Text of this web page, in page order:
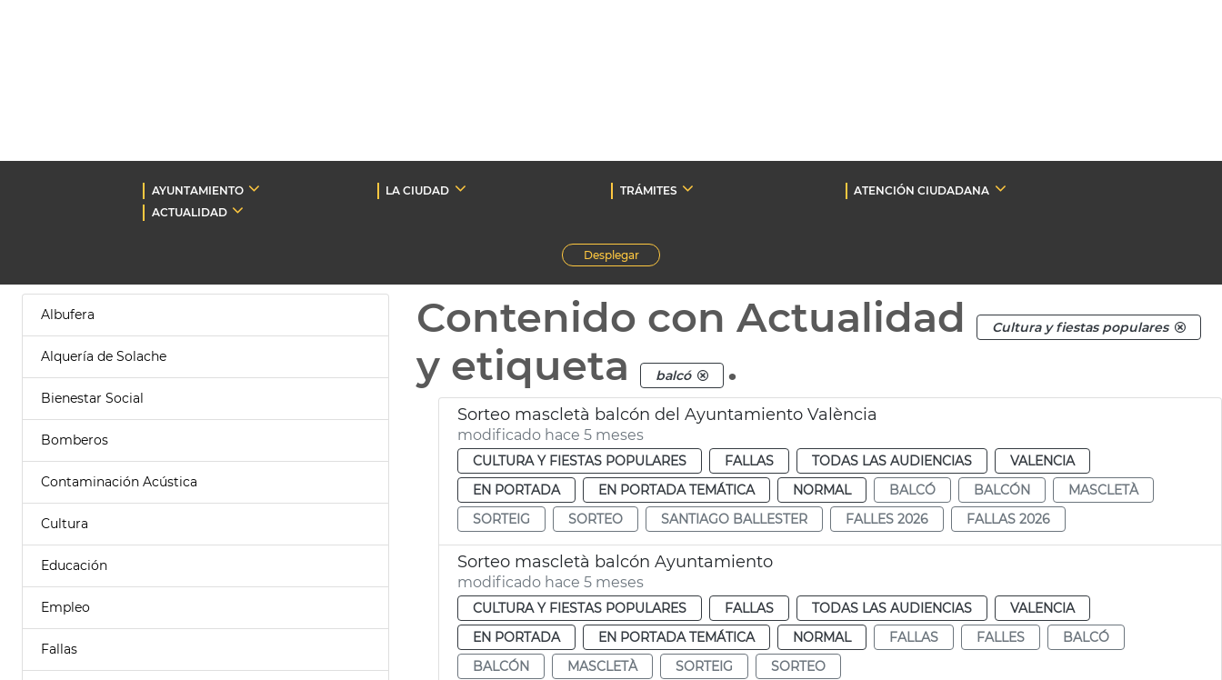
AYUNTAMIENTO LA CIUDAD TRÁMITES
ATENCIÓN CIUDADANA
ACTUALIDAD
Desplegar
Albufera
Alquería de Solache
Bienestar Social
Bomberos
Contaminación Acústica
Cultura
Educación
Empleo
Fallas
Contenido con Actualidad Cultura y fiestas populares
y etiqueta balcó .
Sorteo mascletà balcón del Ayuntamiento València
modificado hace 5 meses
CULTURA Y FIESTAS POPULARES FALLAS TODAS LAS AUDIENCIAS
VALENCIA
EN PORTADA
EN PORTADA TEMÁTICA NORMAL BALCÓ BALCÓN
MASCLETÀ
SORTEIG
SORTEO SANTIAGO BALLESTER FALLES 2026 FALLAS 2026
Sorteo mascletà balcón Ayuntamiento
modificado hace 5 meses
CULTURA Y FIESTAS POPULARES FALLAS TODAS LAS AUDIENCIAS
VALENCIA
EN PORTADA
EN PORTADA TEMÁTICA NORMAL FALLAS FALLES
BALCÓ
BALCÓN
MASCLETÀ SORTEIG SORTEO